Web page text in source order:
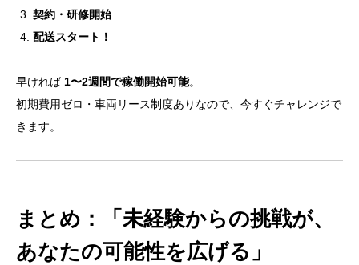
契約・研修開始
配送スタート！
早ければ1〜2週間で稼働開始可能。
初期費用ゼロ・車両リース制度ありなので、今すぐチャレンジで
きます。
まとめ：「未経験からの挑戦が、
あなたの可能性を広げる」